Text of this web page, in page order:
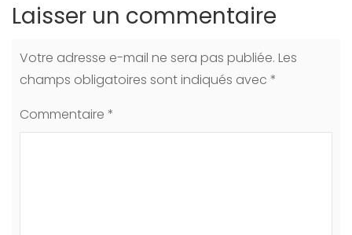
Laisser un commentaire
Votre adresse e-mail ne sera pas publiée. Les
champs obligatoires sont indiqués avec *
Commentaire *